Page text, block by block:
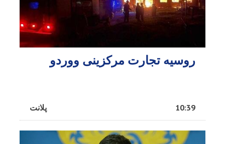
روسیه تجارت مرکزینی ووردو
پلانت 10:39